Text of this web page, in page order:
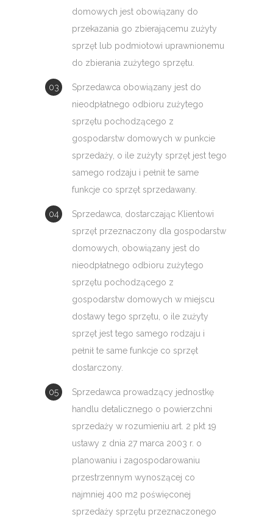
domowych jest obowiązany do
przekazania go zbierającemu zużyty
sprzęt lub podmiotowi uprawnionemu
do zbierania zużytego sprzętu.
Sprzedawca obowiązany jest do
nieodpłatnego odbioru zużytego
sprzętu pochodzącego z
gospodarstw domowych w punkcie
sprzedaży, o ile zużyty sprzęt jest tego
samego rodzaju i pełnił te same
funkcje co sprzęt sprzedawany.
Sprzedawca, dostarczając Klientowi
sprzęt przeznaczony dla gospodarstw
domowych, obowiązany jest do
nieodpłatnego odbioru zużytego
sprzętu pochodzącego z
gospodarstw domowych w miejscu
dostawy tego sprzętu, o ile zużyty
sprzęt jest tego samego rodzaju i
pełnił te same funkcje co sprzęt
dostarczony.
Sprzedawca prowadzący jednostkę
handlu detalicznego o powierzchni
sprzedaży w rozumieniu art. 2 pkt 19
ustawy z dnia 27 marca 2003 r. o
planowaniu i zagospodarowaniu
przestrzennym wynoszącej co
najmniej 400 m2 poświęconej
sprzedaży sprzętu przeznaczonego